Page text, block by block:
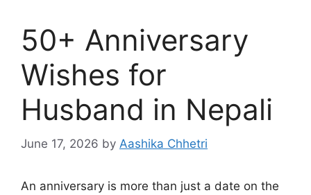
50+ Anniversary
Wishes for
Husband in Nepali
June 17, 2026 by Aashika Chhetri
An anniversary is more than just a date on the